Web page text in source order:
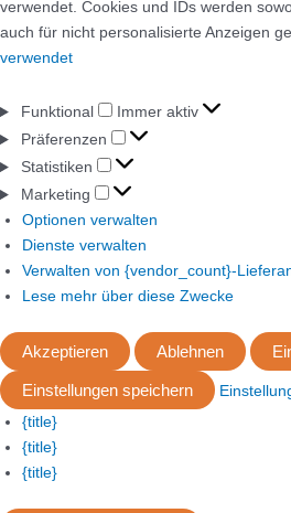
verwendet. Cookies und IDs werden
auch für nicht personalisierte Anzeigen
verwendet
Funktional
Immer aktiv
Präferenzen
Statistiken
Marketing
Optionen verwalten
Dienste verwalten
Verwalten von {vendor_count}-
Lese mehr über diese Zwecke
Akzeptieren Ablehnen
Einstellungen speichern
{title}
{title}
{title}